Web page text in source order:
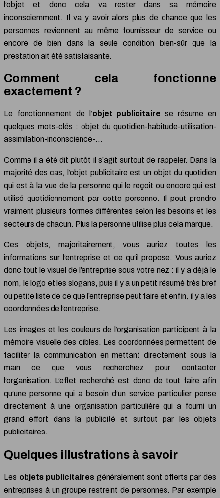
l’objet et donc cela va rester dans sa mémoire
inconsciemment. Il va y avoir alors plus de chance que les
personnes reviennent au même fournisseur de service ou
encore de bien dans la seule condition bien-sûr que la
prestation ait été satisfaisante.
Comment cela fonctionne
exactement ?
Le fonctionnement de l’objet publicitaire se résume en
quelques mots-clés : objet du quotidien-habitude-utilisation-
assimilation-inconscience-…
Comme il a été dit plutôt il s’agit surtout de rappeler. Dans la
majorité des cas, l’objet publicitaire est un objet du quotidien
qui est à la vue de la personne qui le reçoit ou encore qui est
utilisé quotidiennement par cette personne. Il peut prendre
vraiment plusieurs formes différentes selon les besoins et les
secteurs de chacun. Plus la personne utilise plus cela marque.
Ces objets, majoritairement, vous auriez toutes les
informations sur l’entreprise et ce qu’il propose. Vous auriez
donc tout le visuel de l’entreprise sous votre nez : il y a déjà le
nom, le logo et les slogans, puis il y a un petit résumé très bref
ou petite liste de ce que l’entreprise peut faire et enfin, il y a les
coordonnées de l’entreprise.
Les images et les couleurs de l’organisation participent à la
mémoire visuelle des cibles. Les coordonnées permettent de
faciliter la communication en mettant directement sous la
main ce que vous recherchiez pour contacter
l’organisation. L’effet recherché est donc de tout faire afin
qu’une personne qui a besoin d’un service particulier pense
directement à une organisation particulière qui a fourni un
grand effort dans la publicité et surtout par les objets
publicitaires.
Quelques illustrations à savoir
Les objets publicitaires généralement sont offerts par des
entreprises à un groupe restreint de personnes. Par exemple